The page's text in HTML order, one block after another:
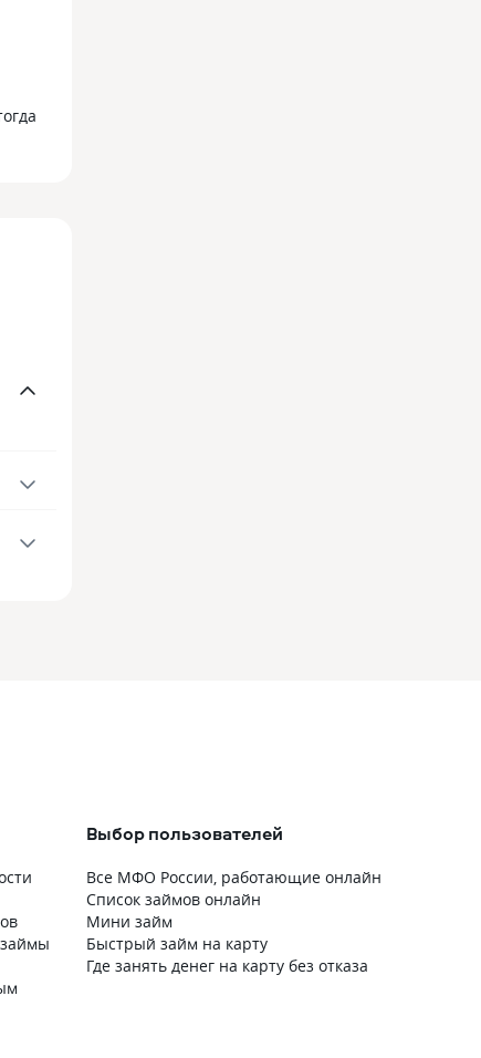
Выбор пользователей
Все МФО России, работающие онлайн
Список займов онлайн
Мини займ
Быстрый займ на карту
Где занять денег на карту без отказа